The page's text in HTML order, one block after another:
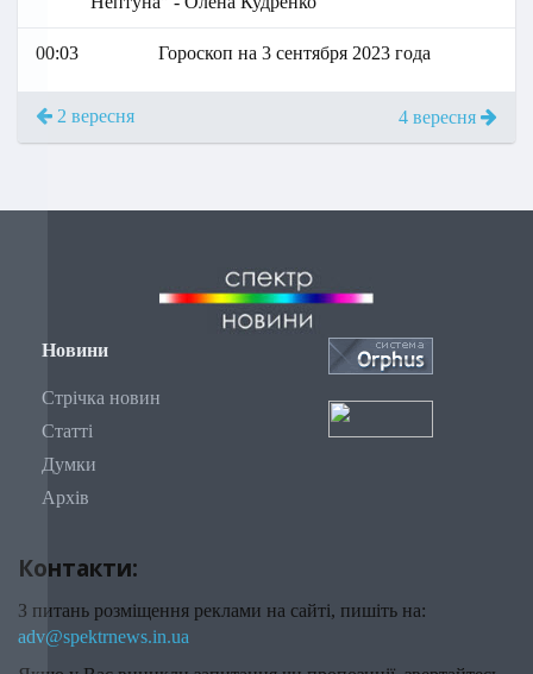
00:03 Гороскоп на 3 сентября 2023 года
2 вересня 4 вересня
Новини
Стрічка новин
Статті
Думки
Архів
Контакти:
З питань розміщення реклами на сайті, пишіть на:
adv@spektrnews.in.ua